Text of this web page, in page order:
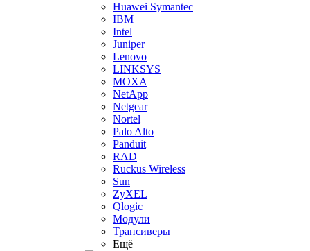
Huawei Symantec
IBM
Intel
Juniper
Lenovo
LINKSYS
MOXA
NetApp
Netgear
Nortel
Palo Alto
Panduit
RAD
Ruckus Wireless
Sun
ZyXEL
Qlogic
Модули
Трансиверы
Ещё